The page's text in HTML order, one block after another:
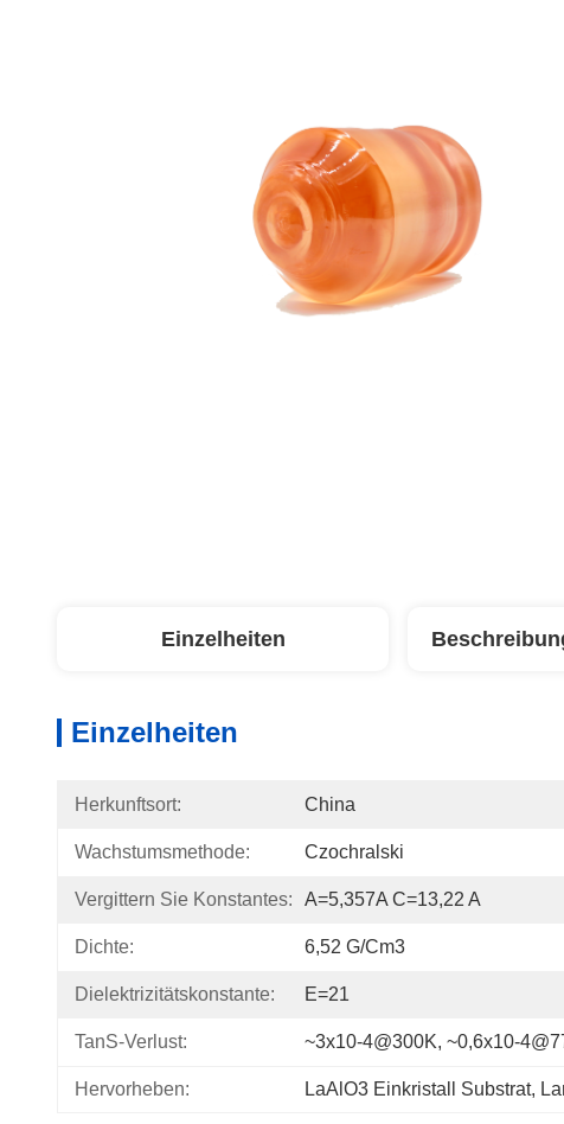
Einzelheiten
Einzelheiten
Herkunftsort: China
Wachstumsmethode: Czochralski
Vergittern Sie Konstantes: A=5,357A C=13,22 A
Dichte: 6,52 G/cm3
Dielektrizitätskonstante: Ε=21
TanS-Verlust: ~3x10-4@300K, ~0,6x10-
Hervorheben: LaAlO3 Einkristall Substrat,